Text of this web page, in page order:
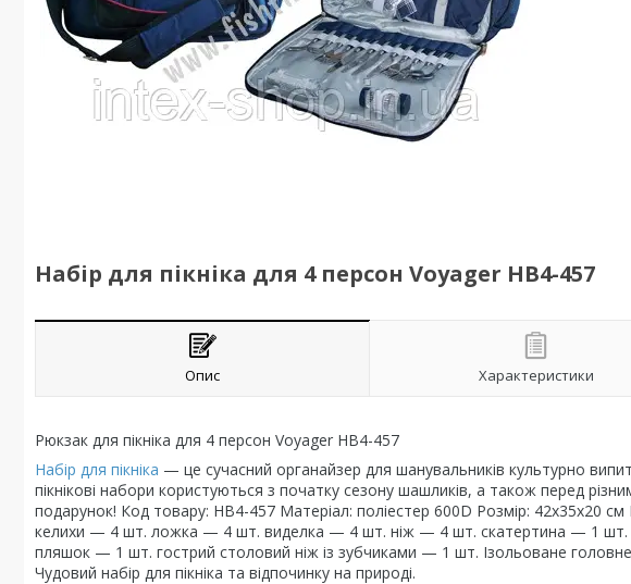
Набір для пікніка для 4 персон Voyager HB4-457
Опис Характеристики
Рюкзак для пікніка для 4 персон Voyager HB4-457
Набір для пікніка — це сучасний органайзер для шанувальників культурно
пікнікові набори користуються з початку сезону шашликів, а також перед
подарунок! Код товару: HB4-457 Матеріал: поліестер 600D Розмір: 42х35х20
келихи — 4 шт. ложка — 4 шт. виделка — 4 шт. ніж — 4 шт. скатертина — 1
пляшок — 1 шт. гострий столовий ніж із зубчиками — 1 шт. Ізольоване головне
Чудовий набір для пікніка та відпочинку на природі.